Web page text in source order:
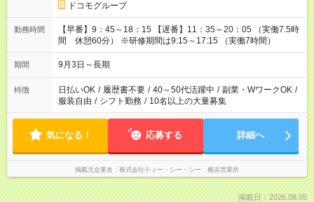
ドコモグループ
勤務時間
【早番】9：45～18：15 【遅番】11：35～20：05 （実働7.5時
間 休憩60分） ※研修期間は9:15～17:15 （実働7時間）
期間 9月3日～長期
特徴 日払いOK / 履歴書不要 / 40～50代活躍中 / 副業・WワークOK /
服装自由 / シフト勤務 / 10名以上の大量募集
気になる！ 応募する 詳細へ
掲載元企業名 株式会社ティー・シー・シー 横浜営業所
掲載日：2026.08.05